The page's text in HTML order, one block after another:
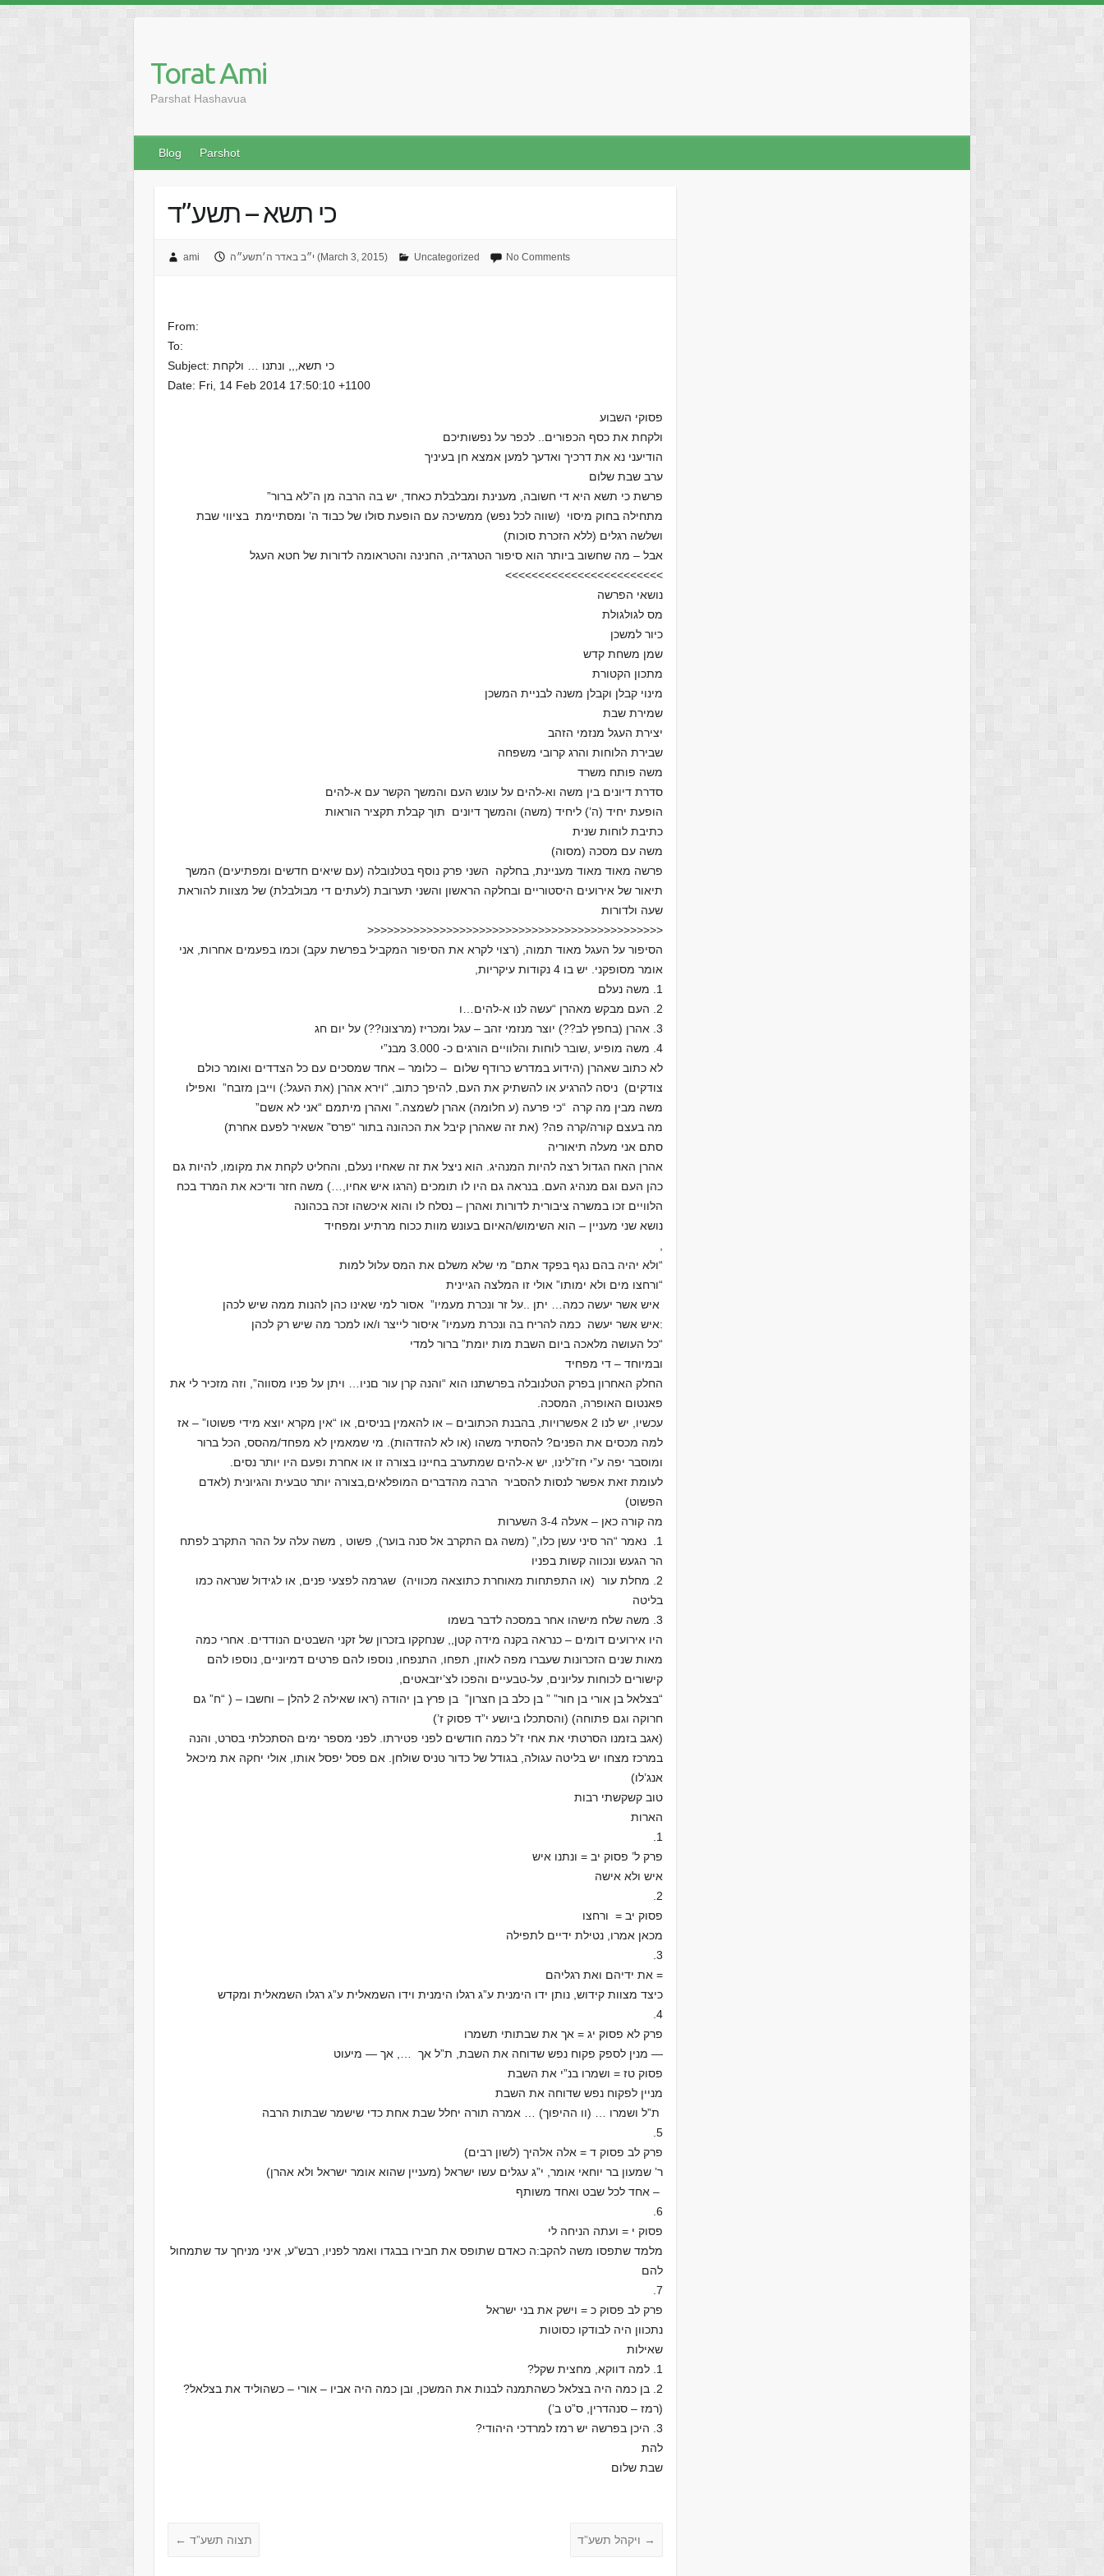
content
Torat Ami
Parshat Hashavua
Blog Parshot
כי תשא – תשע”ד
ami י״ב באדר ה׳תשע״ה (March 3, 2015) Uncategorized No Comments
From:
To:
Subject: כי תשא,,, ונתנו … ולקחת
Date: Fri, 14 Feb 2014 17:50:10 +1100
פסוקי השבוע
ולקחת את כסף הכפורים.. לכפר על נפשותיכם
הודיעני נא את דרכיך ואדעך למען אמצא חן בעיניך
ערב שבת שלום
פרשת כי תשא היא די חשובה, מענינת ומבלבלת כאחד, יש בה הרבה מן ה”לא ברור”
מתחילה בחוק מיסוי (שווה לכל נפש) ממשיכה עם הופעת סולו של כבוד ה’ ומסתיימת בציווי שבת
ושלשה רגלים (ללא הזכרת סוכות)
אבל – מה שחשוב ביותר הוא סיפור הטרגדיה, החנינה והטראומה לדורות של חטא העגל
>>>>>>>>>>>>>>>>>>>>>>>>
נושאי הפרשה
מס לגולגולת
כיור למשכן
שמן משחת קדש
מתכון הקטורת
מינוי קבלן וקבלן משנה לבניית המשכן
שמירת שבת
יצירת העגל מנזמי הזהב
שבירת הלוחות והרג קרובי משפחה
משה פותח משרד
סדרת דיונים בין משה וא-להים על עונש העם והמשך הקשר עם א-להים
הופעת יחיד (ה’) ליחיד (משה) והמשך דיונים תוך קבלת תקציר הוראות
כתיבת לוחות שנית
משה עם מסכה (מסוה)
פרשה מאוד מאוד מעניינת, בחלקה השני פרק נוסף בטלנובלה (עם שיאים חדשים ומפתיעים) המשך
תיאור של אירועים היסטוריים ובחלקה הראשון והשני תערובת (לעתים די מבולבלת) של מצוות להוראת
שעה ולדורות
<<<<<<<<<<<<<<<<<<<<<<<<<<<<<<
<<<<<<<<<<<<<<<
הסיפור על העגל מאוד תמוה, (רצוי לקרא את הסיפור המקביל בפרשת עקב) וכמו בפעמים אחרות, אני
אומר מסופקני. יש בו 4 נקודות עיקריות,
1. משה נעלם
2. העם מבקש מאהרן “עשה לנו א-להים…ו
3. אהרן (בחפץ לב??) יוצר מנזמי זהב – עגל ומכריז (מרצונו??) על יום חג
4. משה מופיע ,שובר לוחות והלוויים הורגים כ- 3.000 מבנ”י
לא כתוב שאהרן (הידוע במדרש כרודף שלום – כלומר – אחד שמסכים עם כל הצדדים ואומר כולם
צודקים) ניסה להרגיע או להשתיק את העם, להיפך כתוב, “וירא אהרן (את העגל:) וייבן מזבח” ואפילו
משה מבין מה קרה “כי פרעה (ע חלומה) אהרן לשמצה.” ואהרן מיתמם “אני לא אשם”
מה בעצם קורה/קרה פה? (את זה שאהרן קיבל את הכהונה בתור “פרס” אשאיר לפעם אחרת)
סתם אני מעלה תיאוריה
אהרן האח הגדול רצה להיות המנהיג. הוא ניצל את זה שאחיו נעלם, והחליט לקחת את מקומו, להיות גם
כהן העם וגם מנהיג העם. בנראה גם היו לו תומכים (הרגו איש אחיו,…) משה חזר ודיכא את המרד בכח
הלוויים זכו במשרה ציבורית לדורות ואהרן – נסלח לו והוא איכשהו זכה בכהונה
נושא שני מעניין – הוא השימוש/האיום בעונש מוות ככוח מרתיע ומפחיד
“ולא יהיה בהם נגף בפקד אתם” מי שלא משלם את המס עלול למות
“ורחצו מים ולא ימותו” אולי זו המלצה הגיינית
איש אשר יעשה כמה… יתן ..על זר ונכרת מעמיו” אסור למי שאינו כהן להנות ממה שיש לכהן
:איש אשר יעשה כמה להריח בה ונכרת מעמיו” איסור לייצר ו/או למכר מה שיש רק לכהן
“כל העושה מלאכה ביום השבת מות יומת” ברור למדי
ובמיוחד – די מפחיד
החלק האחרון בפרק הטלנובלה בפרשתנו הוא “והנה קרן עור םניו… ויתן על פניו מסווה”, וזה מזכיר לי את
פאנטום האופרה, המסכה.
עכשיו, יש לנו 2 אפשרויות, בהבנת הכתובים – או להאמין בניסים, או “אין מקרא יוצא מידי פשוטו” – אז
למה מכסים את הפנים? להסתיר משהו (או לא להזדהות). מי שמאמין לא מפחד/מהסס, הכל ברור
ומוסבר יפה ע”י חז”לינו, יש א-להים שמתערב בחיינו בצורה זו או אחרת ופעם היו יותר נסים.
לעומת זאת אפשר לנסות להסביר הרבה מהדברים המופלאים,בצורה יותר טבעית והגיונית (לאדם
הפשוט)
מה קורה כאן – אעלה 3-4 השערות
1. נאמר “הר סיני עשן כלו,” (משה גם התקרב אל סנה בוער), פשוט , משה עלה על ההר התקרב לפתח
הר הגעש ונכווה קשות בפניו
2. מחלת עור (או התפתחות מאוחרת כתוצאה מכוויה) שגרמה לפצעי פנים, או לגידול שנראה כמו
בליטה
3. משה שלח מישהו אחר במסכה לדבר בשמו
היו אירועים דומים – כנראה בקנה מידה קטן,, שנחקקו בזכרון של זקני השבטים הנודדים. אחרי כמה
מאות שנים הזכרונות שעברו מפה לאוזן, תפחו, התנפחו, נוספו להם פרטים דמיוניים, נוספו להם
קישורים לכוחות עליונים, על-טבעיים והפכו לצ’יזבאטים,
“בצלאל בן אורי בן חור” ” בן כלב בן חצרון” בן פרץ בן יהודה (ראו שאילה 2 להלן – וחשבו – ( “ח” גם
חרוקה וגם פתוחה) (והסתכלו ביושע י”ד פסוק ז’)
(אגב בזמנו הסרטתי את אחי ז”ל כמה חודשים לפני פטירתו. לפני מספר ימים הסתכלתי בסרט, והנה
במרכז מצחו יש בליטה עגולה, בגודל של כדור טניס שולחן. אם פסל יפסל אותו, אולי יחקה את מיכאל
אנג’לו)
טוב קשקשתי רבות
הארות
1.
פרק ל’ פסוק יב = ונתנו איש
איש ולא אישה
2.
פסוק יב = ורחצו
מכאן אמרו, נטילת ידיים לתפילה
3.
= את ידיהם ואת רגליהם
כיצד מצוות קידוש, נותן ידו הימנית ע”ג רגלו הימנית וידו השמאלית ע”ג רגלו השמאלית ומקדש
4.
פרק לא פסוק יג = אך את שבתותי תשמרו
— מנין לספק פקוח נפש שדוחה את השבת, ת”ל אך …, אך — מיעוט
פסוק טז = ושמרו בנ”י את השבת
מניין לפקוח נפש שדוחה את השבת
ת”ל ושמרו … (וו ההיפוך) … אמרה תורה יחלל שבת אחת כדי שישמר שבתות הרבה
5.
פרק לב פסוק ד = אלה אלהיך (לשון רבים)
ר’ שמעון בר יוחאי אומר, י”ג עגלים עשו ישראל (מעניין שהוא אומר ישראל ולא אהרן)
– אחד לכל שבט ואחד משותף
6.
פסוק י = ועתה הניחה לי
מלמד שתפסו משה להקב:ה כאדם שתופס את חבירו בבגדו ואמר לפניו, רבש”ע, איני מניחך עד שתמחול
להם
7.
פרק לב פסוק כ = וישק את בני ישראל
נתכוון היה לבודקו כסוטות
שאילות
1. למה דווקא, מחצית שקל?
2. בן כמה היה בצלאל כשהתמנה לבנות את המשכן, ובן כמה היה אביו – אורי – כשהוליד את בצלאל?
(רמז – סנהדרין, ס”ט ב’)
3. היכן בפרשה יש רמז למרדכי היהודי?
להת
שבת שלום
← תצוה תשע”ד →